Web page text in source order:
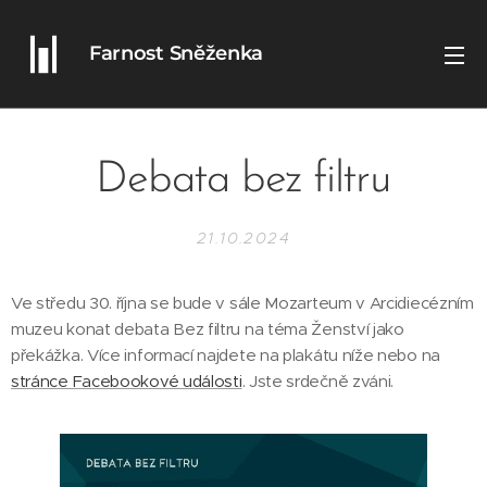
Farnost Sněženka
Debata bez filtru
21.10.2024
Ve středu 30. října se bude v sále Mozarteum v Arcidiecézním
muzeu konat debata Bez filtru na téma Ženství jako
překážka. Více informací najdete na plakátu níže nebo na
stránce Facebookové události. Jste srdečně zváni.